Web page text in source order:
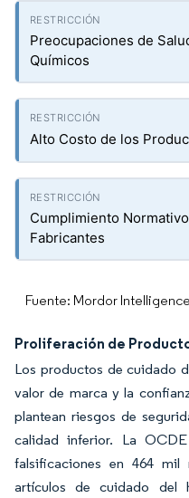
Preocupaciones de
Químicos
Alto Costo de los
Cumplimiento
Fabricantes
Fuente: Mordor Intelligence
Proliferación de
Los productos de cuidado
valor de marca y la
plantean riesgos de
calidad inferior. La
falsificaciones en 464 mil
artículos de cuidado del